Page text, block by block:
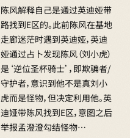
陈风解释自己是通过英迪娅带
路找到E区的。此前陈风在基地
走廊迷茫时遇到英迪娅，英迪
娅通过占卜发现陈风（刘小虎）
是‘逆位圣杯骑士’，即欺骗者/
守护者，意识到他不是真刘小
虎而是怪物，但决定利用他。英
迪娅带陈风找到E区，意图之后
举报孟澄澄勾结怪物…